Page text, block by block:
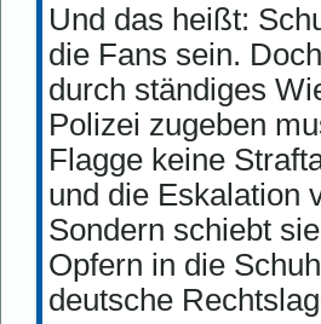
Und das heißt:
die Fans sein.
durch ständiges
Polizei zugeben
Flagge keine
und die Eskalation
Sondern schiebt
Opfern in die
deutsche